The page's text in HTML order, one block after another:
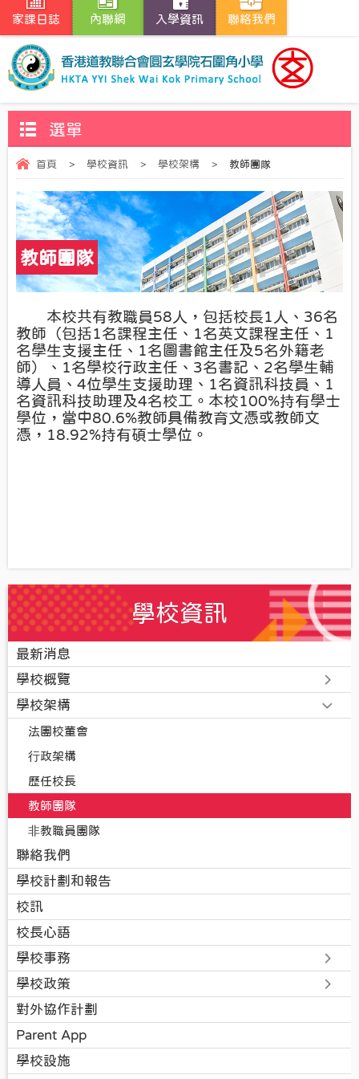
家課日誌 內聯網 入學資訊 聯絡我們
選單
首頁 > 學校資訊 > 學校架構 > 教師團隊
教師團隊
本校共有教職員58人，包括校長1人、36名
教師（包括1名課程主任、1名英文課程主任、1
名學生支援主任、1名圖書館主任及5名外籍老
師）、1名學校行政主任、3名書記、2名學生輔
導人員、4位學生支援助理、1名資訊科技員、1
名資訊科技助理及4名校工。本校100%持有學士
學位，當中80.6%教師具備教育文憑或教師文
憑，18.92%持有碩士學位。
學校資訊
最新消息
學校概覽
學校架構
法團校董會
⾏政架構
歷任校長
教師團隊
⾮教職員團隊
聯絡我們
學校計劃和報告
校訊
校長心語
學校事務
學校政策
對外協作計劃
Parent App
學校設施